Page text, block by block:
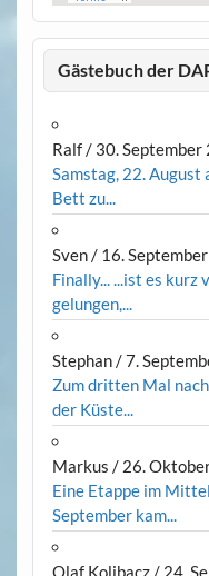
Gästebuch der
Ralf/ 30. September
Samstag, 22. August
Bett zu...
Sven/ 16.
Finally... ...ist es kurz
gelungen,...
Stephan/7.
Zum dritten Mal
der Küste...
Markus / 26.
Eine Etappe im
September kam...
Olaf Kolibacz/ 24.